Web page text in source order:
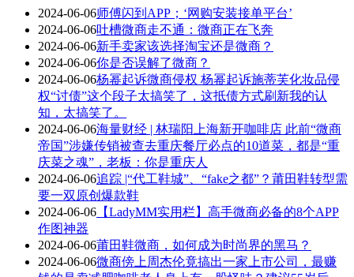
2024-06-06师傅闪到APP；‘网购安装接单平台’
2024-06-06吐槽微商走不通：微商正在飞奔
2024-06-06新手卖家该选择淘宝还是微商？
2024-06-06你是否误解了微商？
2024-06-06杨幂起诉微商侵权 杨幂起诉施蒂芙化妆品侵
权“讨债”这个段子太搞笑了，这抵债方式刷新我的认
知，太搞笑了。
2024-06-06海量财经 | 林瑞阳上海新开咖啡店 此前“微商
帝国”涉嫌传销被查去重庆餐厅必点的10道菜，都是“重
庆菜之魂”，老板：你是重庆人
2024-06-06追踪 |“代工鞋城”、“fake之都”？莆田鞋转型需
要一双原创爆款鞋
2024-06-06 【LadyMM实用栏】高手微商必备的8个APP
作图神器
2024-06-06莆田鞋微商，如何成为时尚界的黑马？
2024-06-06微商傍上周杰伦竟搞出一家上市公司，最赚